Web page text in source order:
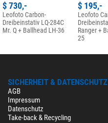
$ 730,-
Leofoto Carbon-
Dreibeinstativ LQ-284C
Mr. Q + Ballhead LH-36
$ 195,-
Leofoto
Ranger +
25
SICHERHEIT & DATENSCHUTZ
AGB
Impressum
Datenschutz
Take-back & Recycling